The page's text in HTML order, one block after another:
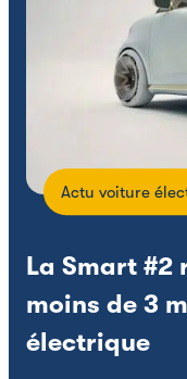
Actu voiture
La Smart #2
moins de 3
électrique